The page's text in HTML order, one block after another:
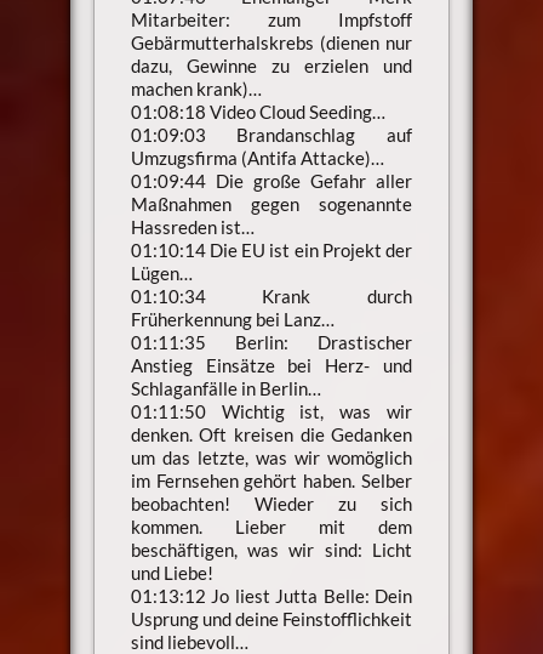
Mitarbeiter: zum Impfstoff
Gebärmutterhalskrebs (dienen nur
dazu, Gewinne zu erzielen und
machen krank)…
01:08:18 Video Cloud Seeding…
01:09:03 Brandanschlag auf
Umzugsfirma (Antifa Attacke)…
01:09:44 Die große Gefahr aller
Maßnahmen gegen sogenannte
Hassreden ist…
01:10:14 Die EU ist ein Projekt der
Lügen…
01:10:34 Krank durch
Früherkennung bei Lanz…
01:11:35 Berlin: Drastischer
Anstieg Einsätze bei Herz- und
Schlaganfälle in Berlin…
01:11:50 Wichtig ist, was wir
denken. Oft kreisen die Gedanken
um das letzte, was wir womöglich
im Fernsehen gehört haben. Selber
beobachten! Wieder zu sich
kommen. Lieber mit dem
beschäftigen, was wir sind: Licht
und Liebe!
01:13:12 Jo liest Jutta Belle: Dein
Usprung und deine Feinstofflichkeit
sind liebevoll…